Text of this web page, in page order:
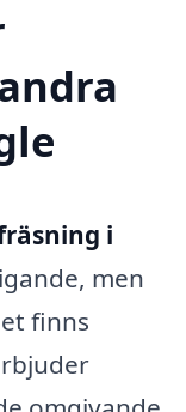
i
men
finns